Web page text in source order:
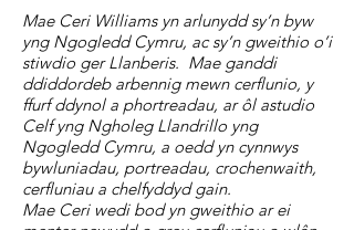
Mae Ceri Williams yn arlunydd sy’n byw
yng Ngogledd Cymru, ac sy’n gweithio o’i
stiwdio ger Llanberis. Mae ganddi
ddiddordeb arbennig mewn cerflunio, y
ffurf ddynol a phortreadau, ar ôl astudio
Celf yng Ngholeg Llandrillo yng
Ngogledd Cymru, a oedd yn cynnwys
bywluniadau, portreadau, crochenwaith,
cerfluniau a chelfyddyd gain.
Mae Ceri wedi bod yn gweithio ar ei